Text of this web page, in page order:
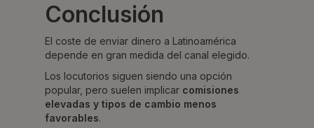
Conclusión
El coste de enviar dinero a Latinoamérica
depende en gran medida del canal elegido.
Los locutorios siguen siendo una opción
popular, pero suelen implicar comisiones
elevadas y tipos de cambio menos
favorables.